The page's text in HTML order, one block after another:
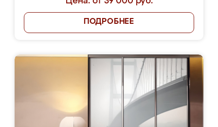
ПОДРОБНЕЕ